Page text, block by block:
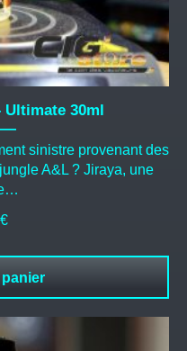
Ultimate 30ml
sinistre provenant des
A&L ? Jiraya, une
€